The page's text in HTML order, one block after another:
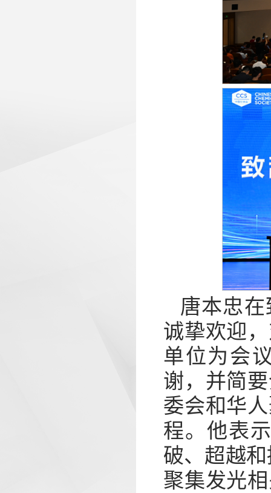
唐本忠
诚挚欢迎
单位为会
谢，并简
委会和华
程。他表
破、超越
聚集发光